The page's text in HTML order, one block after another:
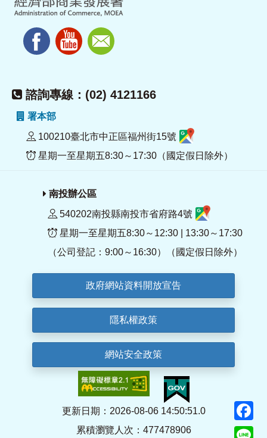
諮詢專線：(02) 4121166
署本部
100210臺北市中正區福州街15號
星期一至星期五8:30～17:30（國定假日除外）
南投辦公區
540202南投縣南投市省府路4號
星期一至星期五8:30～12:30 | 13:30～17:30
（公司登記：9:00～16:30）（國定假日除外）
政府網站資料開放宣告
隱私權政策
網站安全政策
更新日期：2026-08-06 14:50:51.0
累積瀏覽人次：477478906